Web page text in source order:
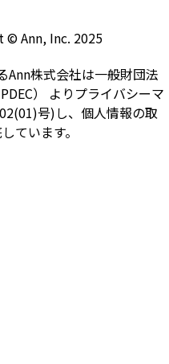
© Ann, Inc. 2025
Ann株式会社は一般財団法
） よりプライバシーマ
号)し、個人情報の取
ています。